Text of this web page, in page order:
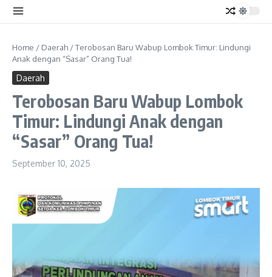
Home / Daerah /Terobosan Baru Wabup Lombok Timur: Lindungi
Anak dengan “Sasar” Orang Tua!
Daerah
Terobosan Baru Wabup Lombok
Timur: Lindungi Anak dengan
“Sasar” Orang Tua!
September 10, 2025